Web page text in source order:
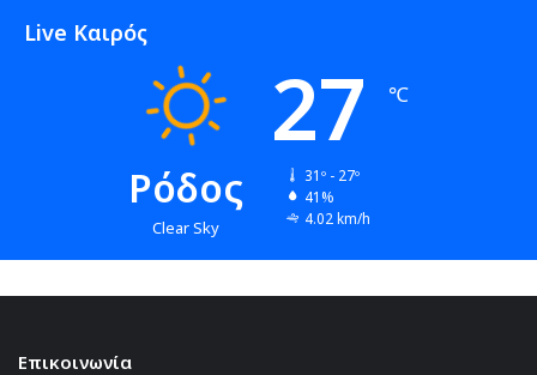
Live Καιρός
Ρόδος
Clear Sky
27 ℃
31º - 27º
41%
4.02 km/h
Επικοινωνία